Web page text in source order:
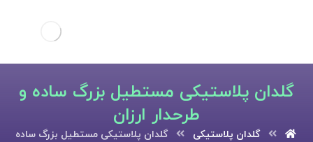
گلدان پلاستیکی مستطیل بزرگ ساده و
طرحدار ارزان
گلدان پلاستیکی
گلدان پلاستیکی مستطیل بزرگ ساده